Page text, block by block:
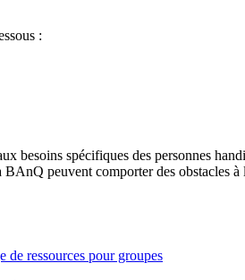
:
besoins spécifiques des personnes
BAnQ peuvent comporter des obstacles
de ressources pour groupes